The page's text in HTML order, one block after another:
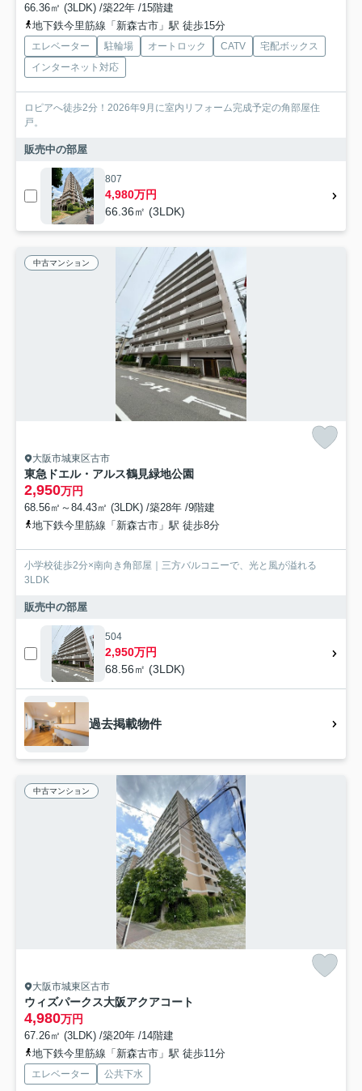
66.36㎡ (3LDK) /築22年 /15階建
地下鉄今里筋線「新森古市」駅 徒歩15分
エレベーター 駐輪場 オートロック CATV
宅配ボックス
インターネット対応
ロピアへ徒歩2分！2026年9月に室内リフォーム完成予定の角部屋住
戸。
販売中の部屋
807
4,980万円
66.36㎡ (3LDK)
中古マンション
大阪市城東区古市
東急ドエル・アルス鶴見緑地公園
2,950万円
68.56㎡～84.43㎡ (3LDK) /築28年 /9階建
地下鉄今里筋線「新森古市」駅 徒歩8分
小学校徒歩2分×南向き角部屋｜三方バルコニーで、光と風が溢れる
3LDK
販売中の部屋
504
2,950万円
68.56㎡ (3LDK)
過去掲載物件
中古マンション
大阪市城東区古市
ウィズパークス大阪アクアコート
4,980万円
67.26㎡ (3LDK) /築20年 /14階建
地下鉄今里筋線「新森古市」駅 徒歩11分
エレベーター 公共下水